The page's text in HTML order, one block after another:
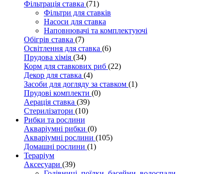
Фільтрація ставка (71)
Фільтри для ставків
Насоси для ставка
Наповнювачі та комплектуючі
Обігрів ставка (7)
Освітлення для ставка (6)
Прудова хімія (34)
Корм для ставкових риб (22)
Декор для ставка (4)
Засоби для догляду за ставком (1)
Прудові комплекти (0)
Аерація ставка (39)
Стерилізатори (10)
Рибки та рослини
Акваріумні рибки (0)
Акваріумні рослини (105)
Домашні рослини (1)
Тераріум
Аксесуари (39)